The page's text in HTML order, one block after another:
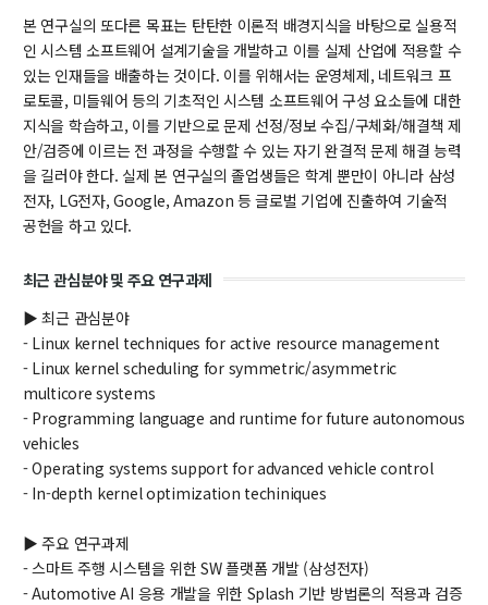
장학
행사
대학생활
기타
30주년
회고록
학부 비전
행사 사진
학부장 감사 인사
신임교수초빙
초빙안내
지원서 작성
본 연구실의 또다른 목표는 탄탄한 이론적 배경지식을 바탕으로 실용적
인 시스템 소프트웨어 설계기술을 개발하고 이를 실제 산업에 적용할 수
있는 인재들을 배출하는 것이다. 이를 위해서는 운영체제, 네트워크 프
로토콜, 미들웨어 등의 기초적인 시스템 소프트웨어 구성 요소들에 대한
지식을 학습하고, 이를 기반으로 문제 선정/정보 수집/구체화/해결책 제
안/검증에 이르는 전 과정을 수행할 수 있는 자기 완결적 문제 해결 능력
을 길러야 한다. 실제 본 연구실의 졸업생들은 학계 뿐만이 아니라 삼성
전자, LG전자, Google, Amazon 등 글로벌 기업에 진출하여 기술적
공헌을 하고 있다.
최근 관심분야 및 주요 연구과제
▶ 최근 관심분야
- Linux kernel techniques for active resource management
- Linux kernel scheduling for symmetric/asymmetric
multicore systems
- Programming language and runtime for future autonomous
vehicles
- Operating systems support for advanced vehicle control
- In-depth kernel optimization techiniques
▶ 주요 연구과제
- 스마트 주행 시스템을 위한 SW 플랫폼 개발 (삼성전자)
- Automotive AI 응용 개발을 위한 Splash 기반 방법론의 적용과 검증